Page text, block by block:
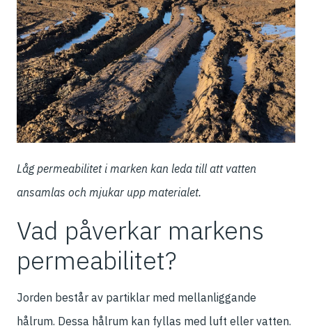
Låg permeabilitet i marken kan leda till att vatten
ansamlas och mjukar upp materialet.
Vad påverkar markens
permeabilitet?
Jorden består av partiklar med mellanliggande
hålrum. Dessa hålrum kan fyllas med luft eller vatten.